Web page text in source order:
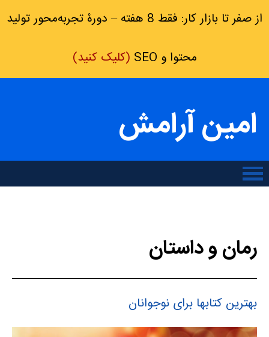
از صفر تا بازار کار: فقط 8 هفته – دورۀ تجربه‌محور تولید
محتوا و SEO (کلیک کنید)
امین آرامش
رمان و داستان
بهترین کتابها برای نوجوانان